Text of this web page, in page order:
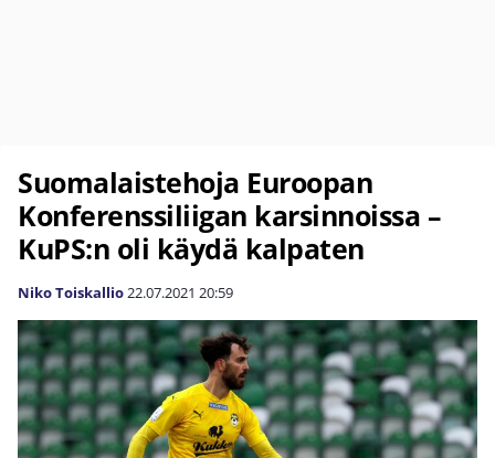
Suomalaistehoja Euroopan
Konferenssiliigan karsinnoissa –
KuPS:n oli käydä kalpaten
Niko Toiskallio22.07.2021 20:59